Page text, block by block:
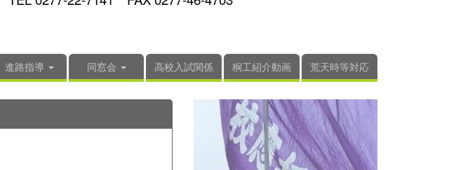
進路指導 同窓会 高校入試関係 桐工紹介動画 荒天時等対応